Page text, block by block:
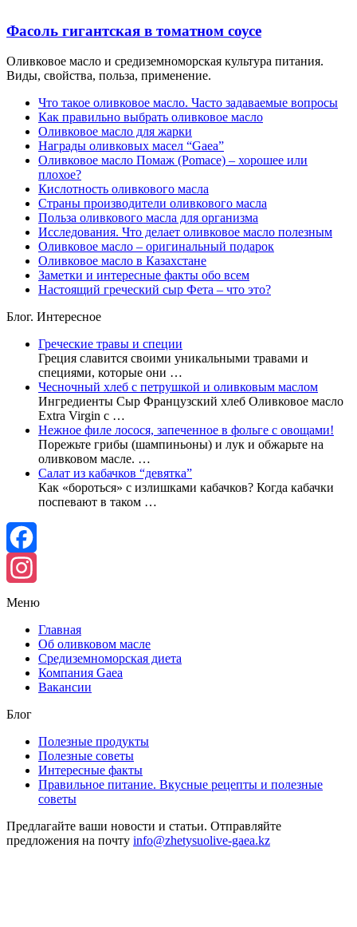
Фасоль гигантская в томатном соусе
Оливковое масло и средиземноморская культура питания.
Виды, свойства, польза, применение.
Что такое оливковое масло. Часто задаваемые вопросы
Как правильно выбрать оливковое масло
Оливковое масло для жарки
Награды оливковых масел “Gaea”
Оливковое масло Помаж (Pomace) – хорошее или
плохое?
Кислотность оливкового масла
Страны производители оливкового масла
Польза оливкового масла для организма
Исследования. Что делает оливковое масло полезным
Оливковое масло – оригинальный подарок
Оливковое масло в Казахстане
Заметки и интересные факты обо всем
Настоящий греческий сыр Фета – что это?
Блог. Интересное
Греческие травы и специи
Греция славится своими уникальными травами и
специями, которые они …
Чесночный хлеб с петрушкой и оливковым маслом
Ингредиенты Сыр Французский хлеб Оливковое масло
Extra Virgin с …
Нежное филе лосося, запеченное в фольге с овощами!
Порежьте грибы (шампиньоны) и лук и обжарьте на
оливковом масле. …
Салат из кабачков “девятка”
Как «бороться» с излишками кабачков? Когда кабачки
поспевают в таком …
Facebook
Instagram
Меню
Главная
Об оливковом масле
Средиземноморская диета
Компания Gaea
Вакансии
Блог
Полезные продукты
Полезные советы
Интересные факты
Правильное питание. Вкусные рецепты и полезные
советы
Предлагайте ваши новости и статьи. Отправляйте
предложения на почту info@zhetysuolive-gaea.kz